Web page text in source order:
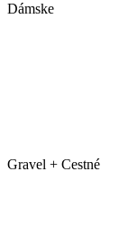
Dámske
Gravel + Cestné